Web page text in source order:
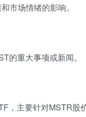
市场情绪的影响。
的重大事项或新闻。
，主要针对MSTR股